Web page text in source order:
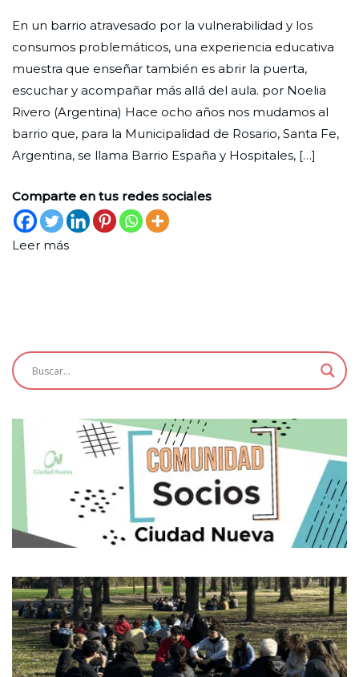
Nueva
de
febrero
de
2026
Novedad
nuestra
casa
sea
un
lugar
donde
puedan
En un barrio atravesado por la vulnerabilidad y los
consumos problemáticos, una experiencia educativa
muestra que enseñar también es abrir la puerta,
escuchar y acompañar más allá del aula. por Noelia
Rivero (Argentina) Hace ocho años nos mudamos al
barrio que, para la Municipalidad de Rosario, Santa Fe,
Argentina, se llama Barrio España y Hospitales, […]
Comparte en tus redes sociales
Leer más